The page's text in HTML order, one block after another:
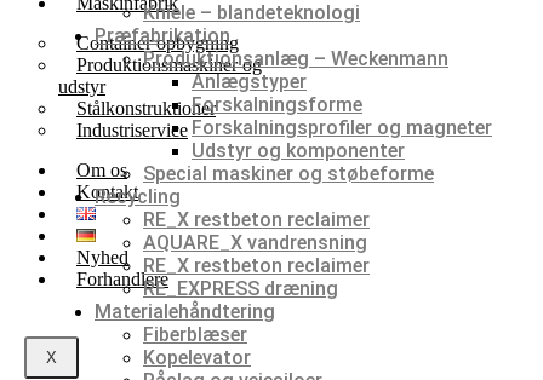
Container opbygning
Produktionsmaskiner og
udstyr
Stålkonstruktioner
Industriservice
Om os
Kontakt
Nyhed
Forhandlere
X
Kniele – blandeteknologi
Præfabrikation
Produktionsanlæg – Weckenmann
Anlægstyper
Forskalningsforme
Forskalningsprofiler og magneter
Udstyr og komponenter
Special maskiner og støbeforme
Recycling
RE_X restbeton reclaimer
AQUARE_X vandrensning
RE_X restbeton reclaimer
RE_EXPRESS dræning
Materialehåndtering
Fiberblæser
Kopelevator